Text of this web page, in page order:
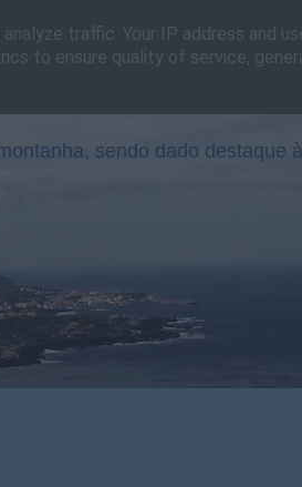
sendo dado destaque
traffic. Your IP address and
to ensure quality of service,